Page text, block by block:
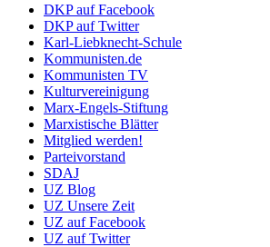
DKP auf Facebook
DKP auf Twitter
Karl-Liebknecht-Schule
Kommunisten.de
Kommunisten TV
Kulturvereinigung
Marx-Engels-Stiftung
Marxistische Blätter
Mitglied werden!
Parteivorstand
SDAJ
UZ Blog
UZ Unsere Zeit
UZ auf Facebook
UZ auf Twitter